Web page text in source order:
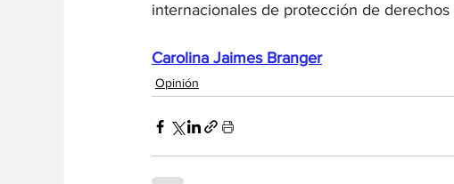
internacionales de protección de derechos
Carolina Jaimes Branger
Opinión